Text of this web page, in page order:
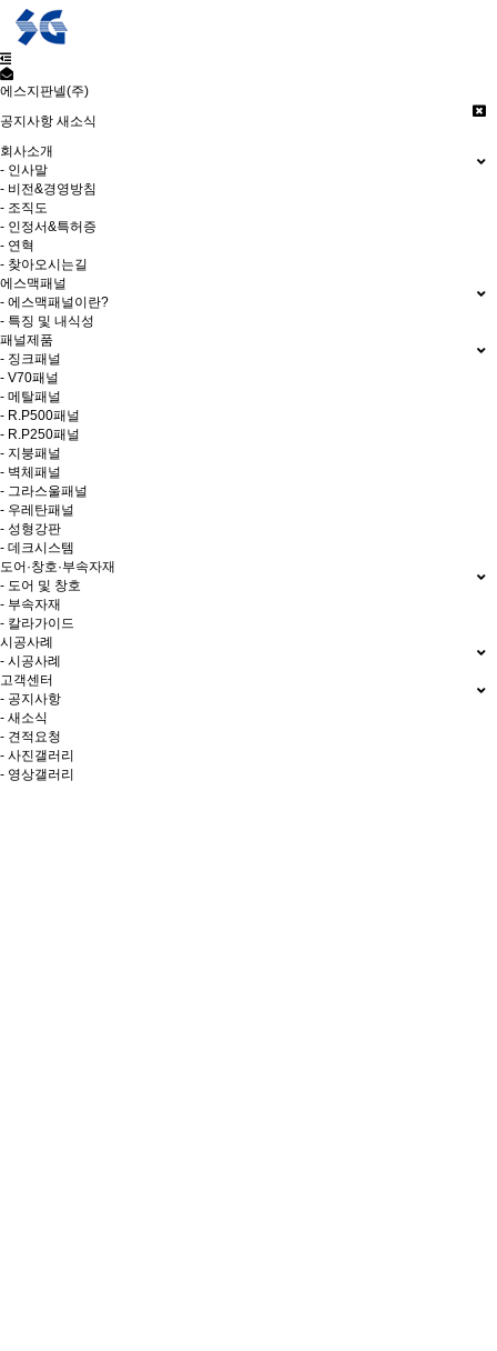
에스지판넬(주)
공지사항 새소식
회사소개
- 인사말
- 비전&경영방침
- 조직도
- 인정서&특허증
- 연혁
- 찾아오시는길
에스맥패널
- 에스맥패널이란?
- 특징 및 내식성
패널제품
- 징크패널
- V70패널
- 메탈패널
- R.P500패널
- R.P250패널
- 지붕패널
- 벽체패널
- 그라스울패널
- 우레탄패널
- 성형강판
- 데크시스템
도어·창호·부속자재
- 도어 및 창호
- 부속자재
- 칼라가이드
시공사례
- 시공사례
고객센터
- 공지사항
- 새소식
- 견적요청
- 사진갤러리
- 영상갤러리